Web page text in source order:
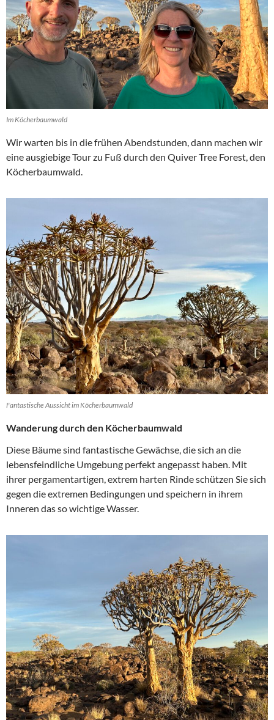
Im Köcherbaumwald
Wir warten bis in die frühen Abendstunden, dann machen wir
eine ausgiebige Tour zu Fuß durch den Quiver Tree Forest, den
Köcherbaumwald.
Fantastische Aussicht im Köcherbaumwald
Wanderung durch den Köcherbaumwald
Diese Bäume sind fantastische Gewächse, die sich an die
lebensfeindliche Umgebung perfekt angepasst haben. Mit
ihrer pergamentartigen, extrem harten Rinde schützen Sie sich
gegen die extremen Bedingungen und speichern in ihrem
Inneren das so wichtige Wasser.